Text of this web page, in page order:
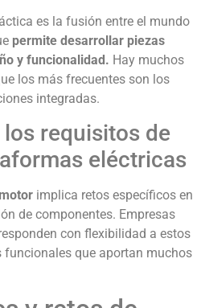
es la fusión entre el mundo
permite desarrollar piezas
y funcionalidad. Hay muchos
los más frecuentes son los
integradas.
requisitos de
eléctricas
implica retos específicos en
de componentes. Empresas
con flexibilidad a estos
que aportan muchos